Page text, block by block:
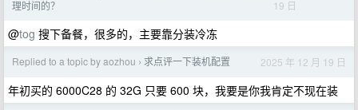
理时间的？
19 日
@tog 搜下备餐，很多的，主要靠分装冷冻
Replied to a topic by aozhou › 求点评一下装机配置 2025 年 12 月 19 日
年初买的 6000C28 的 32G 只要 600 块，我要是你我肯定不现在装